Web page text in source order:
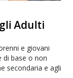
Adulti
e giovani
di base o non
secondaria e agli